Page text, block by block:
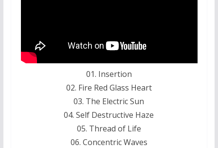
01. Insertion
02. Fire Red Glass Heart
03. The Electric Sun
04. Self Destructive Haze
05. Thread of Life
06. Concentric Waves